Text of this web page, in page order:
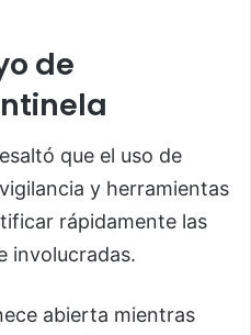
de
que el uso de
y herramientas
rápidamente las
involucradas.
abierta mientras